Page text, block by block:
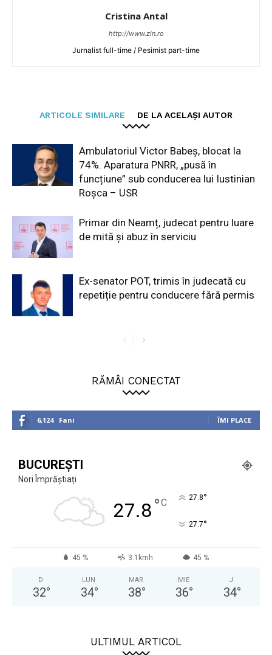
Cristina Antal
http://www.zin.ro
Jurnalist full-time / Pesimist part-time
ARTICOLE SIMILARE DE LA ACELAȘI AUTOR
Ambulatoriul Victor Babeș, blocat la
74%. Aparatura PNRR, „pusă în
funcțiune” sub conducerea lui Iustinian
Roșca – USR
Primar din Neamț, judecat pentru luare
de mită și abuz în serviciu
Ex-senator POT, trimis în judecată cu
repetiție pentru conducere fără permis
RĂMÂI CONECTAT
6,124 Fani ÎMI PLACE
BUCUREȘTI
Nori Împrăștiați
27.8°C 27.8°
27.7°
45 % 3.1kmh 45 %
D
32°
LUN
34°
MAR
38°
MIE
36°
J
34°
ULTIMUL ARTICOL